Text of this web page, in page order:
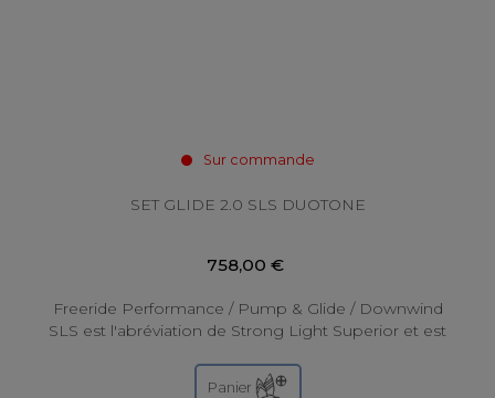
Sur commande
SET GLIDE 2.0 SLS DUOTONE
758,00 €
Freeride Performance / Pump & Glide / Downwind
SLS est l'abréviation de Strong Light Superior et est
Panier